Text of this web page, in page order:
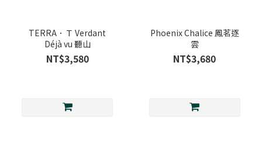
TERRA．Ｔ Verdant
Déjà vu 聽山
NT$3,580
Phoenix Chalice 鳳茗逐
雲
NT$3,680